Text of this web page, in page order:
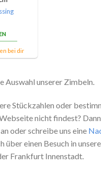
bei dir
Auswahl unserer Zimbeln.
Stückzahlen oder
nicht findest?
an oder schreibe uns eine
über einen Besuch in
Frankfurt Innenstadt.